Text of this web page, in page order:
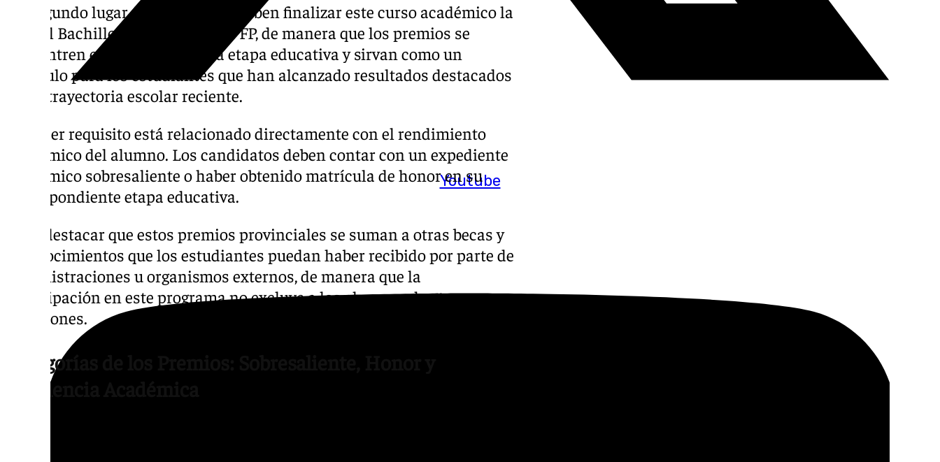
Youtube
En segundo lugar, los aspirantes deben finalizar este curso académico la
ESO, el Bachillerato o un ciclo de FP, de manera que los premios se
concentren en el cierre de cada etapa educativa y sirvan como un
estímulo para los estudiantes que han alcanzado resultados destacados
en su trayectoria escolar reciente.
El tercer requisito está relacionado directamente con el rendimiento
académico del alumno. Los candidatos deben contar con un expediente
académico sobresaliente o haber obtenido matrícula de honor en su
correspondiente etapa educativa.
Cabe destacar que estos premios provinciales se suman a otras becas y
reconocimientos que los estudiantes puedan haber recibido por parte de
administraciones u organismos externos, de manera que la
participación en este programa no excluye a los alumnos de otros
galardones.
Categorías de los Premios: Sobresaliente, Honor y
Excelencia Académica